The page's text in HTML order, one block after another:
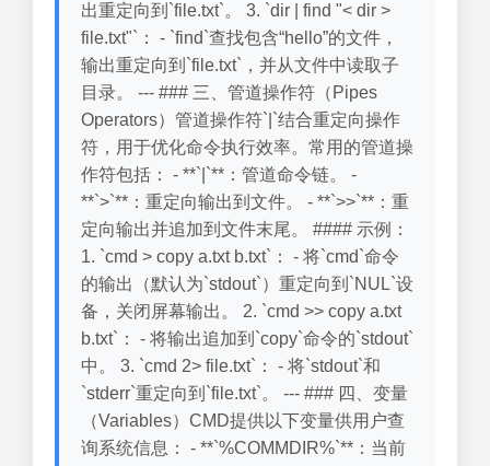
出重定向到`file.txt`。 3. `dir | find "< dir >
file.txt"`： - `find`查找包含“hello”的文件，
输出重定向到`file.txt`，并从文件中读取子
目录。 --- ### 三、管道操作符（Pipes
Operators）管道操作符`|`结合重定向操作
符，用于优化命令执行效率。常用的管道操
作符包括： - **`|`**：管道命令链。 -
**`>`**：重定向输出到文件。 - **`>>`**：重
定向输出并追加到文件末尾。 #### 示例：
1. `cmd > copy a.txt b.txt`： - 将`cmd`命令
的输出（默认为`stdout`）重定向到`NUL`设
备，关闭屏幕输出。 2. `cmd >> copy a.txt
b.txt`： - 将输出追加到`copy`命令的`stdout`
中。 3. `cmd 2> file.txt`： - 将`stdout`和
`stderr`重定向到`file.txt`。 --- ### 四、变量
（Variables）CMD提供以下变量供用户查
询系统信息： - **`%COMMDIR%`**：当前